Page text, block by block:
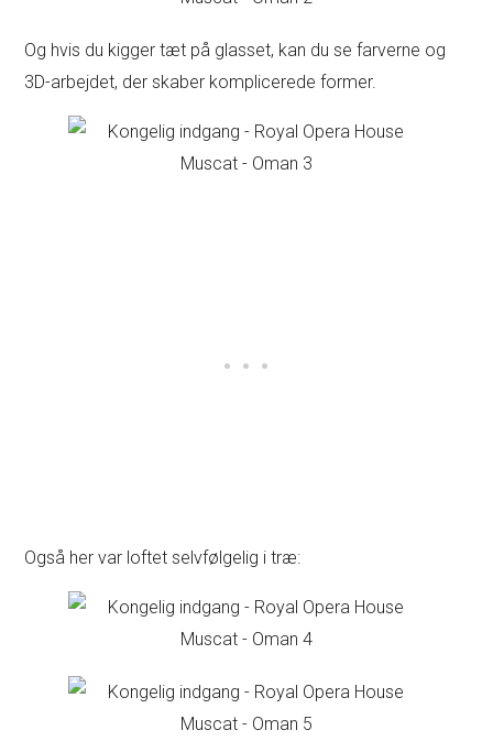
Og hvis du kigger tæt på glasset, kan du se farverne og
3D-arbejdet, der skaber komplicerede former.
Også her var loftet selvfølgelig i træ: